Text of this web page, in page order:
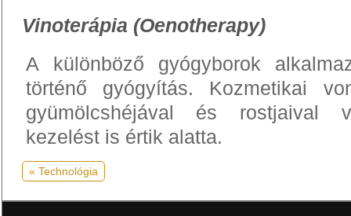
Vinoterápia (Oenotherapy)
A különböző gyógyborok
történő gyógyítás. Kozmetikai
gyümölcshéjával és rostjaival
kezelést is értik alatta.
« Technológia